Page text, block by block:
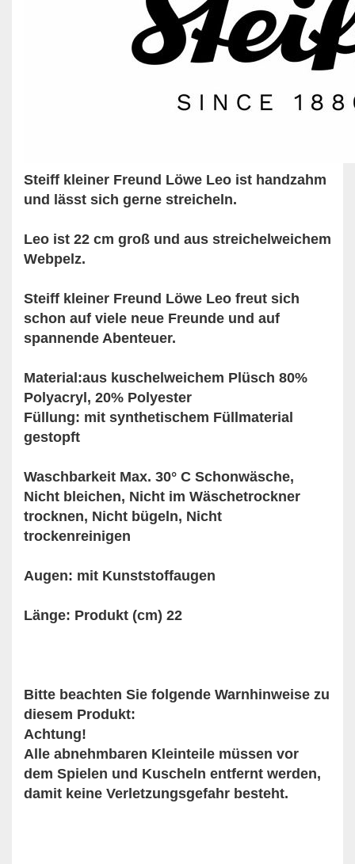
Steiff kleiner Freund Löwe Leo ist handzahm
und lässt sich gerne streicheln.
Leo ist 22 cm groß und aus streichelweichem
Webpelz.
Steiff kleiner Freund Löwe Leo freut sich
schon auf viele neue Freunde und auf
spannende Abenteuer.
Material:aus kuschelweichem Plüsch 80%
Polyacryl, 20% Polyester
Füllung: mit synthetischem Füllmaterial
gestopft
Waschbarkeit Max. 30° C Schonwäsche,
Nicht bleichen, Nicht im Wäschetrockner
trocknen, Nicht bügeln, Nicht
trockenreinigen
Augen: mit Kunststoffaugen
Länge: Produkt (cm) 22
Bitte beachten Sie folgende Warnhinweise zu
diesem Produkt:
Achtung!
Alle abnehmbaren Kleinteile müssen vor
dem Spielen und Kuscheln entfernt werden,
damit keine Verletzungsgefahr besteht.